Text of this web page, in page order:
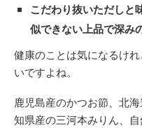
こだわり抜いただしと
似できない上品で深み
健康のことは気になるけ
いですよね。
鹿児島産のかつお節、北
知県産の三河本みりん、